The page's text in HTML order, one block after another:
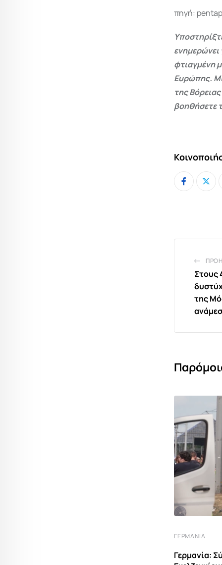
πηγή:
ενημερώνει
φτιαγμένη
Ευρώπης.
της
βοηθήσετε
Στους
της
ΓΕΡΜΑΝΊΑ
Γερμανία: